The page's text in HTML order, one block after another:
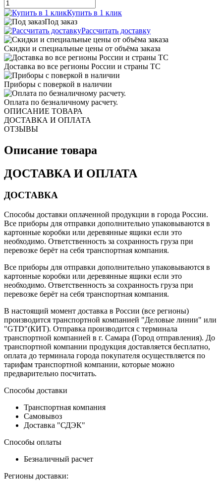
Купить в 1 клик
Под заказ
Рассчитать доставку
Скидки и специальные цены от объёма заказа
Доставка во все регионы России и страны ТС
Приборы с поверкой в наличии
Оплата по безналичному расчету.
ОПИСАНИЕ ТОВАРА
ДОСТАВКА И ОПЛАТА
ОТЗЫВЫ
Описание товара
ДОСТАВКА И ОПЛАТА
ДОСТАВКА
Способы доставки оплаченной продукции в города России.
Все приборы для отправки дополнительно упаковываются в
картонные коробки или деревянные ящики если это
необходимо. Ответственность за сохранность груза при
перевозке берёт на себя транспортная компания.
Все приборы для отправки дополнительно упаковываются в
картонные коробки или деревянные ящики если это
необходимо. Ответственность за сохранность груза при
перевозке берёт на себя транспортная компания.
В настоящий момент доставка в России (все регионы)
производится транспортной компанией "Деловые линии" или
"GTD"(КИТ). Отправка производится с терминала
транспортной компанией в г. Самара (Город отправления). До
транспортной компании продукция доставляется бесплатно,
оплата до терминала города покупателя осуществляется по
тарифам транспортной компании, которые можно
предварительно посчитать.
Способы доставки
Транспортная компания
Самовывоз
Доставка "СДЭК"
Способы оплаты
Безналичный расчет
Регионы доставки: